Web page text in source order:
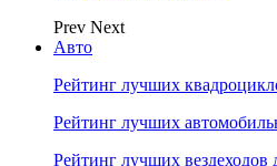
Prev Next
Авто
Рейтинг лучших
Рейтинг лучших
Рейтинг лучших вездеходов